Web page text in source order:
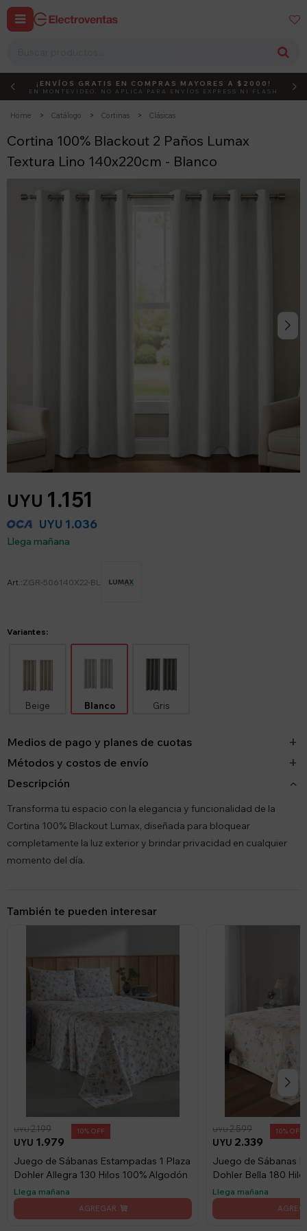
 
DEBUT ACTIVÁ EL CÓDIGO
¡ENVÍOS GRATIS EN COMPRAS MAYORES A $2000!
EN MONTEVIDEO, NO APLICA PARA ENVÍOS EXPRESS NI FLASH
Home Catálogo Cortinas Clásicas
Cortina 100% Blackout 2 Paños Lumax
Textura Lino 140x220cm - Blanco
UYU 1.151
UYU 1.036
Llega mañana
ZGR-506140X22-BL
Variantes:
Beige Blanco Gris
Medios de pago y planes de cuotas
Métodos y costos de envío
Descripción
Transforma tu espacio con la elegancia y funcionalidad de la
Cortina 100% Blackout Lumax, diseñada para bloquear
completamente la luz exterior y brindar privacidad en cualquier
momento del día.
También te pueden interesar
UYU 1.979
UYU2.199 10
Juego de Sábanas Estampadas 1 Plaza
Dohler Allegra 130 Hilos 100% Algodón
Llega mañana
UYU 2.339
UYU2.599 10
Juego de Sábanas
Dohler Bella 180
Llega mañana